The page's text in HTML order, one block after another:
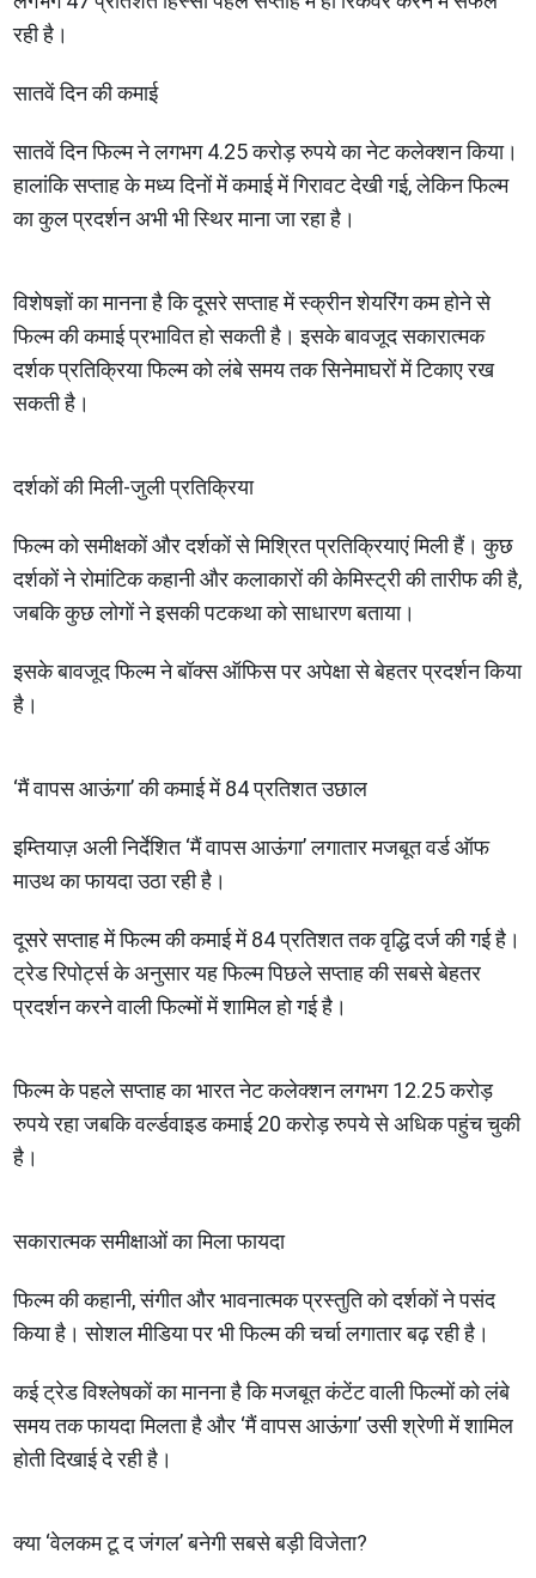
रही है।
सातवें दिन की कमाई
सातवें दिन फिल्म ने लगभग 4.25 करोड़ रुपये का नेट कलेक्शन किया।
हालांकि सप्ताह के मध्य दिनों में कमाई में गिरावट देखी गई, लेकिन फिल्म
का कुल प्रदर्शन अभी भी स्थिर माना जा रहा है।
विशेषज्ञों का मानना है कि दूसरे सप्ताह में स्क्रीन शेयरिंग कम होने से
फिल्म की कमाई प्रभावित हो सकती है। इसके बावजूद सकारात्मक
दर्शक प्रतिक्रिया फिल्म को लंबे समय तक सिनेमाघरों में टिकाए रख
सकती है।
दर्शकों की मिली-जुली प्रतिक्रिया
फिल्म को समीक्षकों और दर्शकों से मिश्रित प्रतिक्रियाएं मिली हैं। कुछ
दर्शकों ने रोमांटिक कहानी और कलाकारों की केमिस्ट्री की तारीफ की है,
जबकि कुछ लोगों ने इसकी पटकथा को साधारण बताया।
इसके बावजूद फिल्म ने बॉक्स ऑफिस पर अपेक्षा से बेहतर प्रदर्शन किया
है।
‘मैं वापस आऊंगा’ की कमाई में 84 प्रतिशत उछाल
इम्तियाज़ अली निर्देशित ‘मैं वापस आऊंगा’ लगातार मजबूत वर्ड ऑफ
माउथ का फायदा उठा रही है।
दूसरे सप्ताह में फिल्म की कमाई में 84 प्रतिशत तक वृद्धि दर्ज की गई है।
ट्रेड रिपोर्ट्स के अनुसार यह फिल्म पिछले सप्ताह की सबसे बेहतर
प्रदर्शन करने वाली फिल्मों में शामिल हो गई है।
फिल्म के पहले सप्ताह का भारत नेट कलेक्शन लगभग 12.25 करोड़
रुपये रहा जबकि वर्ल्डवाइड कमाई 20 करोड़ रुपये से अधिक पहुंच चुकी
है।
सकारात्मक समीक्षाओं का मिला फायदा
फिल्म की कहानी, संगीत और भावनात्मक प्रस्तुति को दर्शकों ने पसंद
किया है। सोशल मीडिया पर भी फिल्म की चर्चा लगातार बढ़ रही है।
कई ट्रेड विश्लेषकों का मानना है कि मजबूत कंटेंट वाली फिल्मों को लंबे
समय तक फायदा मिलता है और ‘मैं वापस आऊंगा’ उसी श्रेणी में शामिल
होती दिखाई दे रही है।
क्या ‘वेलकम टू द जंगल’ बनेगी सबसे बड़ी विजेता?